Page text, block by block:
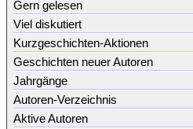
Gern gelesen
Viel diskutiert
Kurzgeschichten-Aktionen
Geschichten neuer Autoren
Jahrgänge
Autoren-Verzeichnis
Aktive Autoren